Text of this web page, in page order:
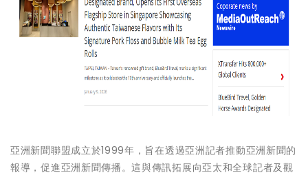
亞洲新聞聯盟成立於1999年，旨在透過亞洲記者推動亞洲新聞的
報導，促進亞洲新聞傳播。這與傳訊拓展向亞太和全球記者及觀